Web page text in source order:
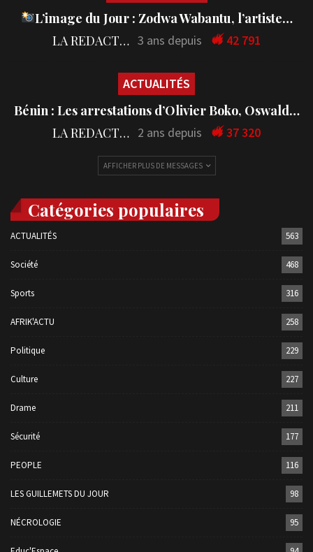
L’image du Jour : Zodwa Wabantu, l’artiste…
LA REDACTION 3 ans depuis 42 791
ACTUALITÉS
Bénin : Les arrestations d’Olivier Boko, Oswald…
LA REDACTION 2 ans depuis 37 320
AFFICHER PLUS DE MESSAGES
Catégories populaires
ACTUALITÉS 563
Société 468
Sports 316
AFRIK'ACTU 258
Politique 229
Culture 227
Drame 211
Sécurité 177
PEOPLE 116
LES GUILLEMETS DU JOUR 98
NÉCROLOGIE 95